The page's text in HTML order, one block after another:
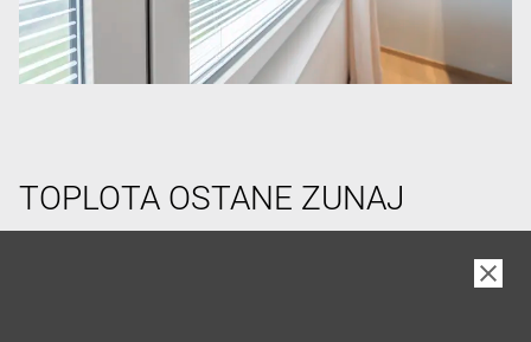
TOPLOTA OSTANE ZUNAJ
prostor v hiši. Da vam zato ni treba hoditi v klet vam